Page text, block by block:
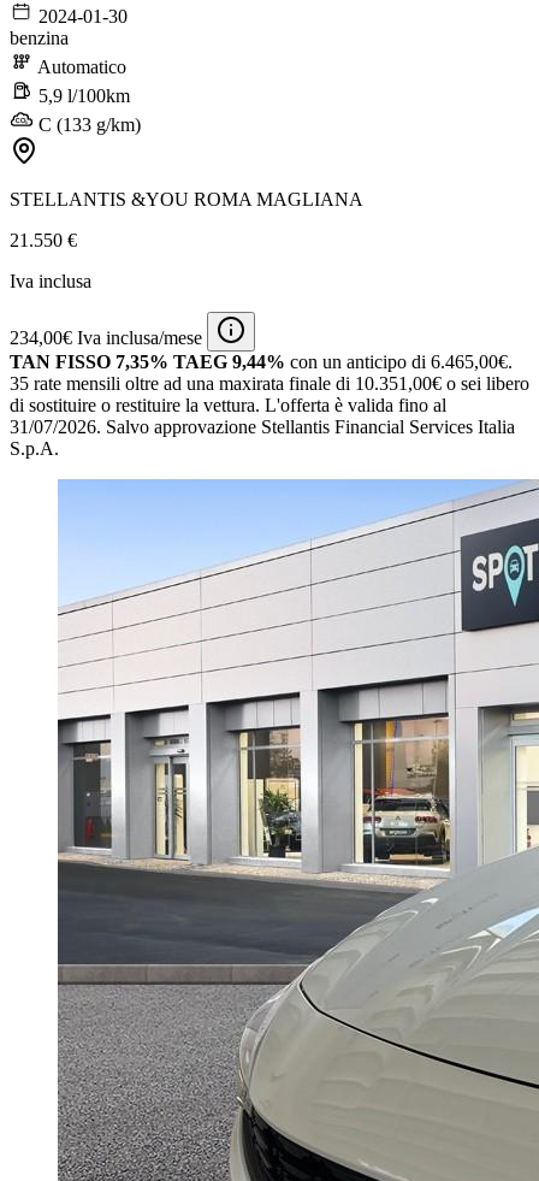
2024-01-30
benzina
Automatico
5,9 l/100km
C (133 g/km)
STELLANTIS &YOU ROMA MAGLIANA
21.550 €
Iva inclusa
234,00€ Iva inclusa/mese
TAN FISSO 7,35% TAEG 9,44% con un anticipo di 6.465,00€.
35 rate mensili oltre ad una maxirata finale di 10.351,00€ o sei libero
di sostituire o restituire la vettura. L'offerta è valida fino al
31/07/2026. Salvo approvazione Stellantis Financial Services Italia
S.p.A.